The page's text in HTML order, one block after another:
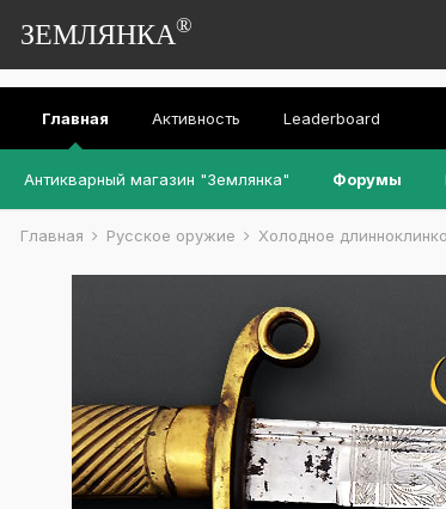
ЗЕМЛЯНКА®
Главная
Антикварный магазин "Землянка" Форумы
Активность Leaderboard
Главная Русское оружие Холодное